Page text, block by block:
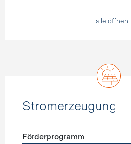
+ alle öffnen
Stromerzeugung
Förderprogramm